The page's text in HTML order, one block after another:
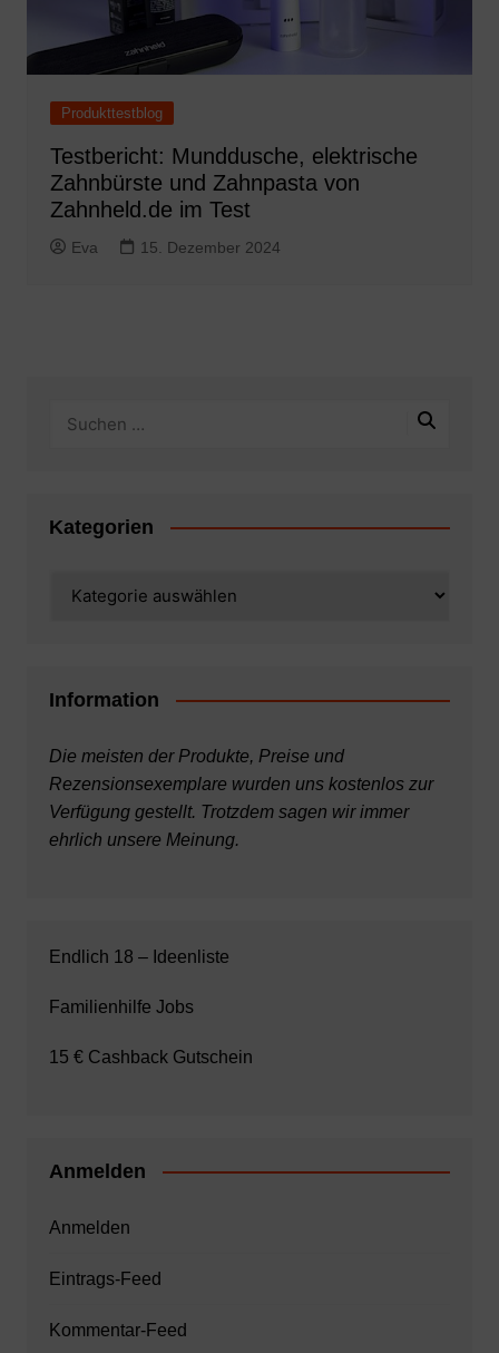
Produkttestblog
Testbericht: Munddusche, elektrische
Zahnbürste und Zahnpasta von
Zahnheld.de im Test
Eva 15. Dezember 2024
Kategorien
Information
Die meisten der Produkte, Preise und
Rezensionsexemplare wurden uns kostenlos zur
Verfügung gestellt. Trotzdem sagen wir immer
ehrlich unsere Meinung.
Endlich 18 – Ideenliste
Familienhilfe Jobs
15 € Cashback Gutschein
Anmelden
Anmelden
Eintrags-Feed
Kommentar-Feed